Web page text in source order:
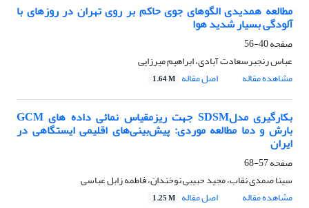
مطالعه همدیدی الگوهای جوی حاکم بر روی تهران در روزهای با
آلودگی بسیار شدید هوا
صفحه40-56
عباس رنجبرسعادت آبادی، ابراهیم میرزایی
مشاهده مقاله
اصل مقاله 1.64 M
بکارگیری مدلSDSM جهت ریزمقیاس نمائی داده های GCM
بارش و دما مطالعه موردی: پیش‌بینی‌های اقلیمی ایستگاهی در
ایران
صفحه57-68
سینا صمدی نقاب، مجید حبیبی نوخندان، فاطمه زابل عباسی
مشاهده مقاله
اصل مقاله 1.25 M